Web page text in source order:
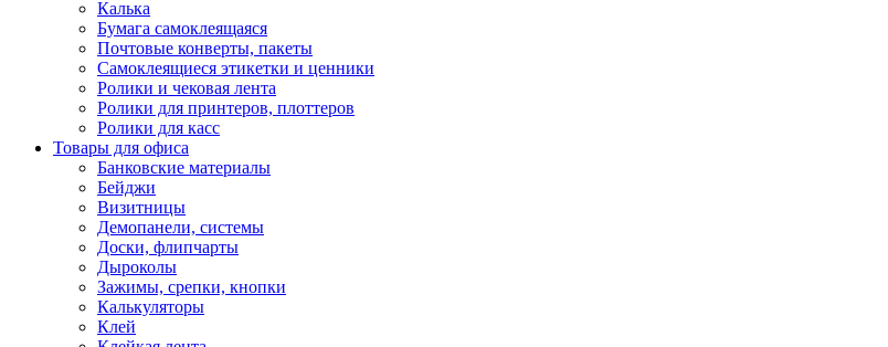
Калька
Бумага самоклеящаяся
Почтовые конверты, пакеты
Самоклеящиеся этикетки и ценники
Ролики и чековая лента
Ролики для принтеров, плоттеров
Ролики для касс
Товары для офиса
Банковские материалы
Бейджи
Визитницы
Демопанели, системы
Доски, флипчарты
Дыроколы
Зажимы, срепки, кнопки
Калькуляторы
Клей